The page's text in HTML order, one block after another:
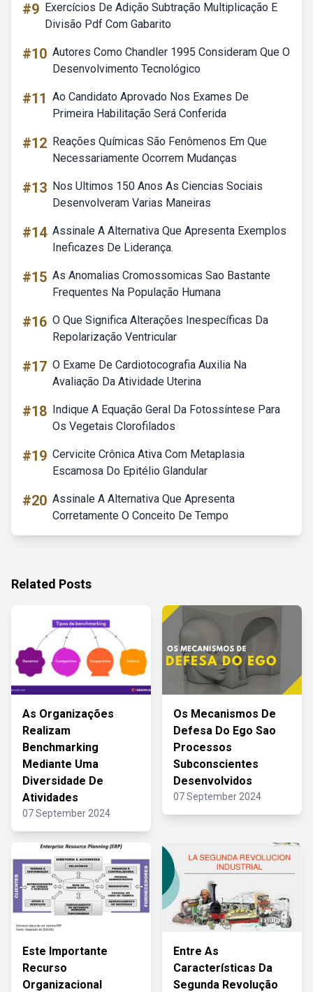
#9 Exercícios De Adição Subtração Multiplicação E
Divisão Pdf Com Gabarito
#10 Autores Como Chandler 1995 Consideram Que O
Desenvolvimento Tecnológico
#11 Ao Candidato Aprovado Nos Exames De
Primeira Habilitação Será Conferida
#12 Reações Químicas São Fenômenos Em Que
Necessariamente Ocorrem Mudanças
#13 Nos Ultimos 150 Anos As Ciencias Sociais
Desenvolveram Varias Maneiras
#14 Assinale A Alternativa Que Apresenta Exemplos
Ineficazes De Liderança.
#15 As Anomalias Cromossomicas Sao Bastante
Frequentes Na População Humana
#16 O Que Significa Alterações Inespecíficas Da
Repolarização Ventricular
#17 O Exame De Cardiotocografia Auxilia Na
Avaliação Da Atividade Uterina
#18 Indique A Equação Geral Da Fotossíntese Para
Os Vegetais Clorofilados
#19 Cervicite Crônica Ativa Com Metaplasia
Escamosa Do Epitélio Glandular
#20 Assinale A Alternativa Que Apresenta
Corretamente O Conceito De Tempo
Related Posts
As Organizações
Realizam
Benchmarking
Mediante Uma
Diversidade De
Atividades
07 September 2024
Os Mecanismos De
Defesa Do Ego Sao
Processos
Subconscientes
Desenvolvidos
07 September 2024
Este Importante
Recurso
Organizacional
Entre As
Características Da
Segunda Revolução